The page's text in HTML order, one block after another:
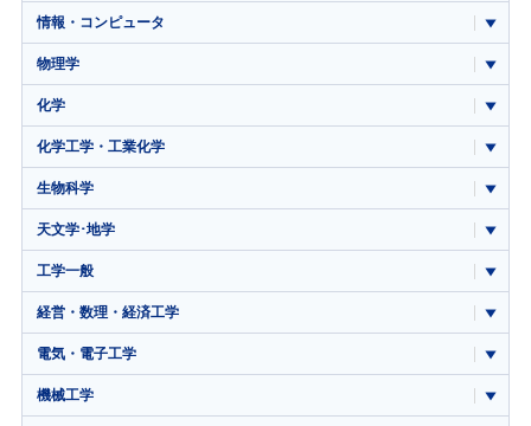
情報・コンピュータ
物理学
化学
化学工学・工業化学
生物科学
天文学･地学
工学一般
経営・数理・経済工学
電気・電子工学
機械工学